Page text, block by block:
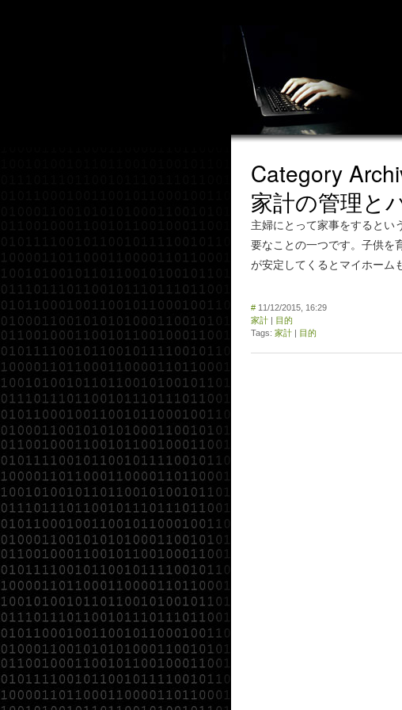
Category
家計の管理と
主婦にとって家事をするとい
要なことの一つです。子供を
が安定してくるとマイホーム
# 11/12/2015, 16:29
家計 | 目的
Tags: 家計 | 目的